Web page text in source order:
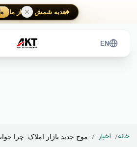
Skip to main contentهدیه شمش طلا از ما
EN
خانه/ اخبار / موج جدید بازار املاک: چرا